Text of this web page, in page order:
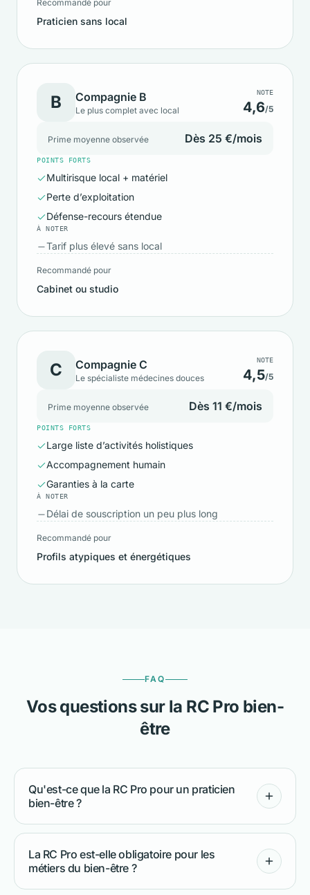
Recommandé pour
Praticien sans local
B Compagnie B
Le plus complet avec local
NOTE
4,6/5
Prime moyenne observée Dès 25 €/mois
POINTS FORTS
Multirisque local + matériel
Perte d’exploitation
Défense-recours étendue
À NOTER
Tarif plus élevé sans local
Recommandé pour
Cabinet ou studio
C Compagnie C
Le spécialiste médecines douces
NOTE
4,5/5
Prime moyenne observée Dès 11 €/mois
POINTS FORTS
Large liste d’activités holistiques
Accompagnement humain
Garanties à la carte
À NOTER
Délai de souscription un peu plus long
Recommandé pour
Profils atypiques et énergétiques
FAQ
Vos questions sur la RC Pro bien-
être
Qu'est-ce que la RC Pro pour un praticien
bien-être ?
La RC Pro est-elle obligatoire pour les
métiers du bien-être ?